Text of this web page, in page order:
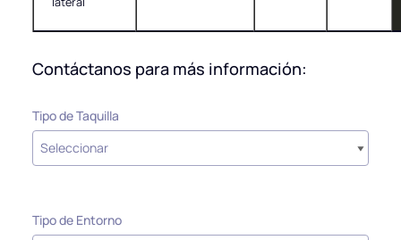
Contáctanos para más información:
Tipo de Taquilla
Tipo de Entorno